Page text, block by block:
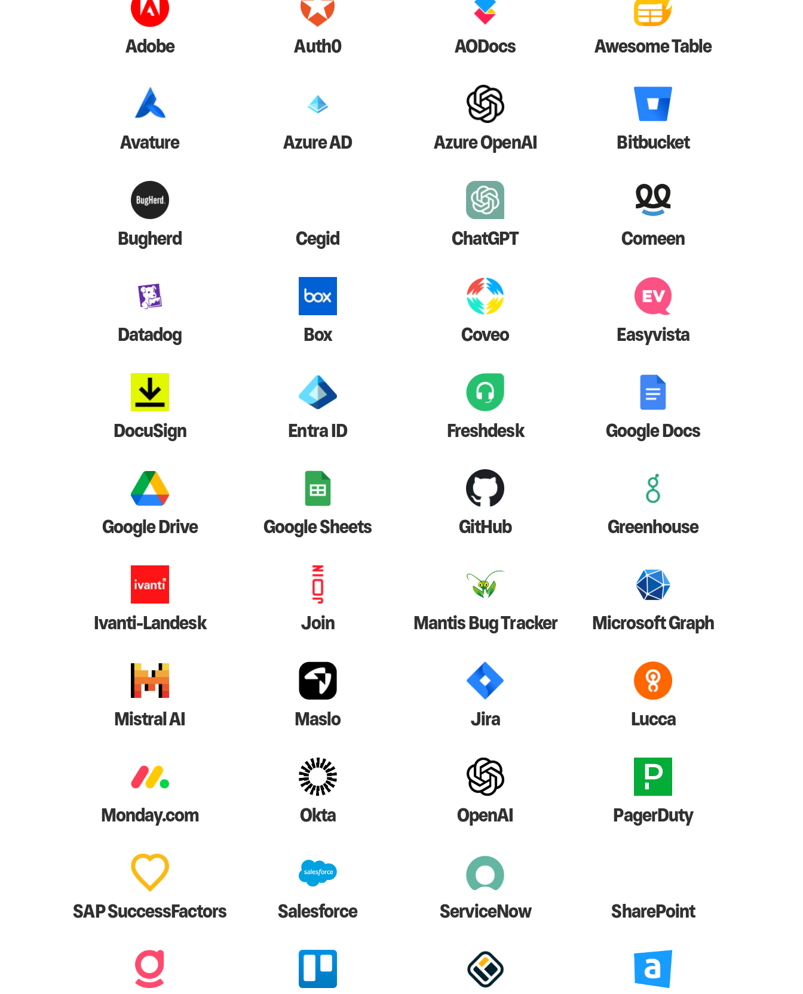
Adobe Auth0 AODocs Awesome Table
Avature Azure AD Azure OpenAI Bitbucket
Bugherd Cegid ChatGPT Comeen
Datadog Box Coveo Easyvista
DocuSign Entra ID Freshdesk Google Docs
Google Drive Google Sheets GitHub Greenhouse
Ivanti-Landesk Join Mantis Bug Tracker Microsoft Graph
Mistral AI Maslo Jira Lucca
Monday.com Okta OpenAI PagerDuty
SAP SuccessFactors Salesforce ServiceNow SharePoint